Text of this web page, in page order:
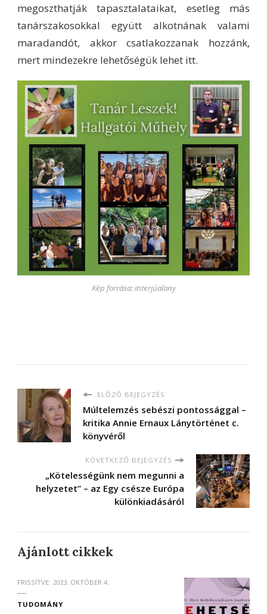
megoszthatják tapasztalataikat, esetleg más
tanárszakosokkal együtt alkotnának valami
maradandót, akkor csatlakozzanak hozzánk,
mert mindezekre lehetőségük lehet itt.
Kép forrása: interjúalany
ELŐZŐ BEJEGYZÉS
Múltelemzés sebészi pontossággal –
kritika Annie Ernaux Lánytörténet c.
könyvéről
KÖVETKEZŐ BEJEGYZÉS
„Kötelességünk nem megunni a
helyzetet” – az Egy csésze Európa
különkiadásáról
Ajánlott cikkek
FRISSÍTVE: 2023. OKTÓBER 4.
TUDOMÁNY